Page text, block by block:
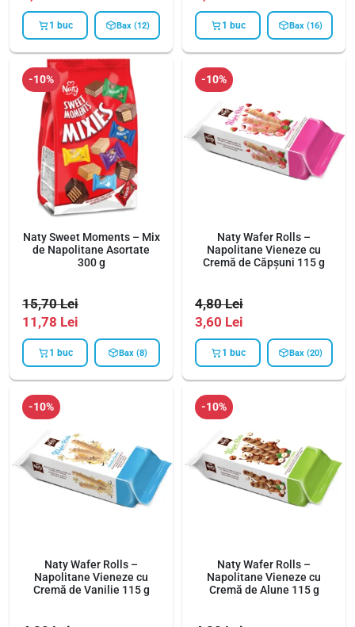
1 buc Bax (12) 1 buc Bax (16)
-10%
Naty Sweet Moments – Mix
de Napolitane Asortate
300 g
15,70Lei
11,78 Lei
1 buc Bax (8)
-10%
Naty Wafer Rolls –
Napolitane Vieneze cu
Cremă de Căpșuni 115 g
4,80Lei
3,60 Lei
1 buc Bax (20)
-10%
Naty Wafer Rolls –
Napolitane Vieneze cu
Cremă de Vanilie 115 g
-10%
Naty Wafer Rolls –
Napolitane Vieneze cu
Cremă de Alune 115 g